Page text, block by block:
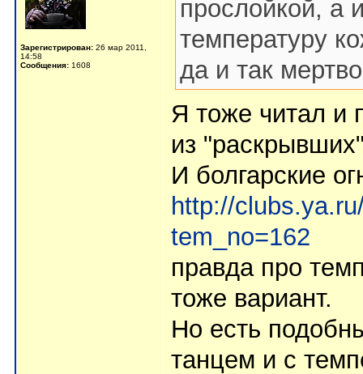
Зарегистрирован: 26 мар 2011,
14:58
Сообщения: 1608
прослойкой, а
температуру
да и так
Я тоже читал и
из
И болгарские
http://
tem_no=162
правда про
тоже вариант.
Но есть
танцем и с